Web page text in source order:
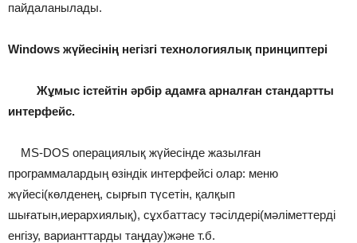
пайдаланылады.
Windows жүйесінің негізгі технологиялық принциптері
Жұмыс істейтін әрбір адамға арналған стандартты
интерфейс.
MS-DOS операциялық жүйесінде жазылған
программалардың өзіндік интерфейсі олар: меню
жүйесі(көлденең, сырғып түсетін, қалқып
шығатын,иерархиялық), сұхбаттасу тәсілдері(мәліметтерді
енгізу, варианттарды таңдау)және т.б.